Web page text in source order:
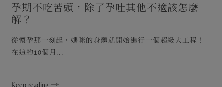
孕期不吃苦頭，除了孕吐其他不適該怎麼
解？
從懷孕那一刻起，媽咪的身體就開始進行一個超級大工程！
在這約10個月...
Keep reading